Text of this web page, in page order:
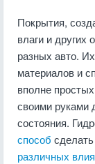
Покрытия,
влаги и других
разных авто.
материалов и
вполне
своими руками
состояния.
способ
различных